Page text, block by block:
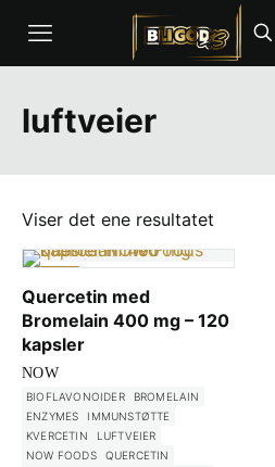
luftveier
Viser det ene resultatet
Quercetin med
Bromelain 400 mg – 120
kapsler
NOW
BIOFLAVONOIDER
BROMELAIN
ENZYMES
IMMUNSTØTTE
KVERCETIN
LUFTVEIER
NOW FOODS
QUERCETIN